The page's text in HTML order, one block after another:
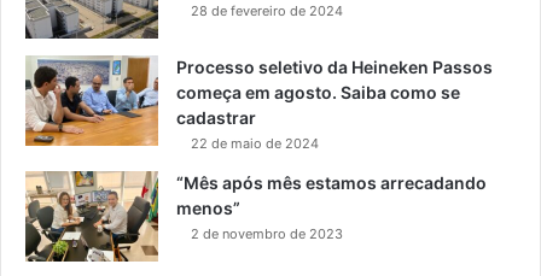
28 de fevereiro de 2024
Processo seletivo da Heineken Passos
começa em agosto. Saiba como se
cadastrar
22 de maio de 2024
“Mês após mês estamos arrecadando
menos”
2 de novembro de 2023